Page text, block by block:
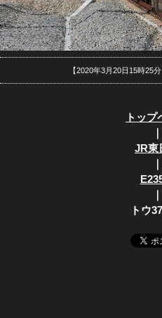
【2020年3月20日15時25
トップ
｜
JR東
｜
｜
トウ